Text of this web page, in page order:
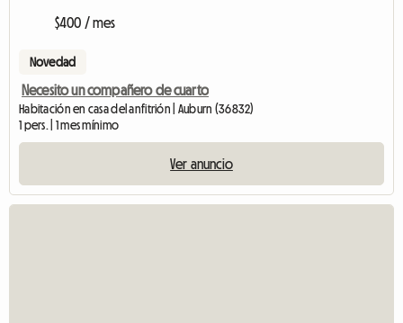
$400 / mes
Novedad
Necesito un compañero de cuarto
Habitación en casa del anfitrión | Auburn (36832)
1 pers. | 1 mes mínimo
Ver anuncio